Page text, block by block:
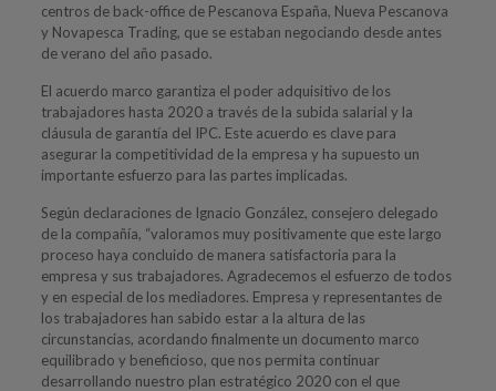
centros de back-office de Pescanova España, Nueva Pescanova
y Novapesca Trading, que se estaban negociando desde antes
de verano del año pasado.
El acuerdo marco garantiza el poder adquisitivo de los
trabajadores hasta 2020 a través de la subida salarial y la
cláusula de garantía del IPC. Este acuerdo es clave para
asegurar la competitividad de la empresa y ha supuesto un
importante esfuerzo para las partes implicadas.
Según declaraciones de Ignacio González, consejero delegado
de la compañía, “valoramos muy positivamente que este largo
proceso haya concluido de manera satisfactoria para la
empresa y sus trabajadores. Agradecemos el esfuerzo de todos
y en especial de los mediadores. Empresa y representantes de
los trabajadores han sabido estar a la altura de las
circunstancias, acordando finalmente un documento marco
equilibrado y beneficioso, que nos permita continuar
desarrollando nuestro plan estratégico 2020 con el que